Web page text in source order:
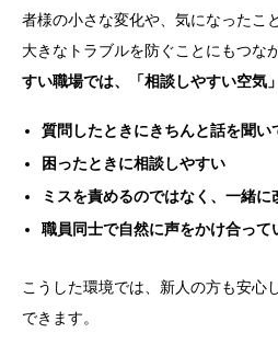
者様の小さな変化や、気になったこ
大きなトラブルを防ぐことにもつな
すい職場では、「相談しやすい空気
質問したときにきちんと話を聞い
困ったときに相談しやすい
ミスを責めるのではなく、一緒に
職員同士で自然に声をかけ合って
こうした環境では、新人の方も安心
できます。